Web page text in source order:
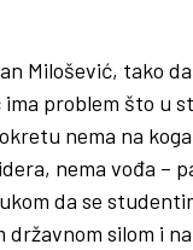
Milošević, tako
problem što u
nema na
nema vođa –
da se
državnom silom i